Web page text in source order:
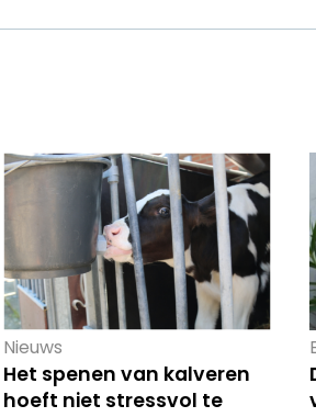
Nieuws
Het spenen van kalveren
hoeft niet stressvol te